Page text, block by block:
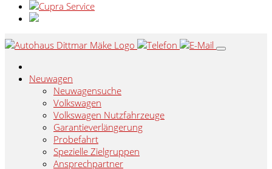
Neuwagen
Neuwagensuche
Volkswagen
Volkswagen Nutzfahrzeuge
Garantieverlängerung
Probefahrt
Spezielle Zielgruppen
Ansprechpartner